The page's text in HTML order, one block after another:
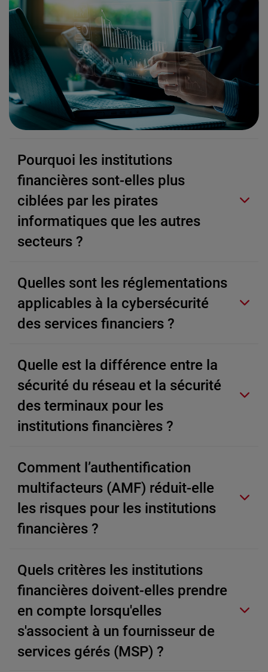
Pourquoi les institutions
financières sont-elles plus
ciblées par les pirates
informatiques que les autres
secteurs ?
Quelles sont les réglementations
applicables à la cybersécurité
des services financiers ?
Quelle est la différence entre la
sécurité du réseau et la sécurité
des terminaux pour les
institutions financières ?
Comment l’authentification
multifacteurs (AMF) réduit-elle
les risques pour les institutions
financières ?
Quels critères les institutions
financières doivent-elles prendre
en compte lorsqu'elles
s'associent à un fournisseur de
services gérés (MSP) ?